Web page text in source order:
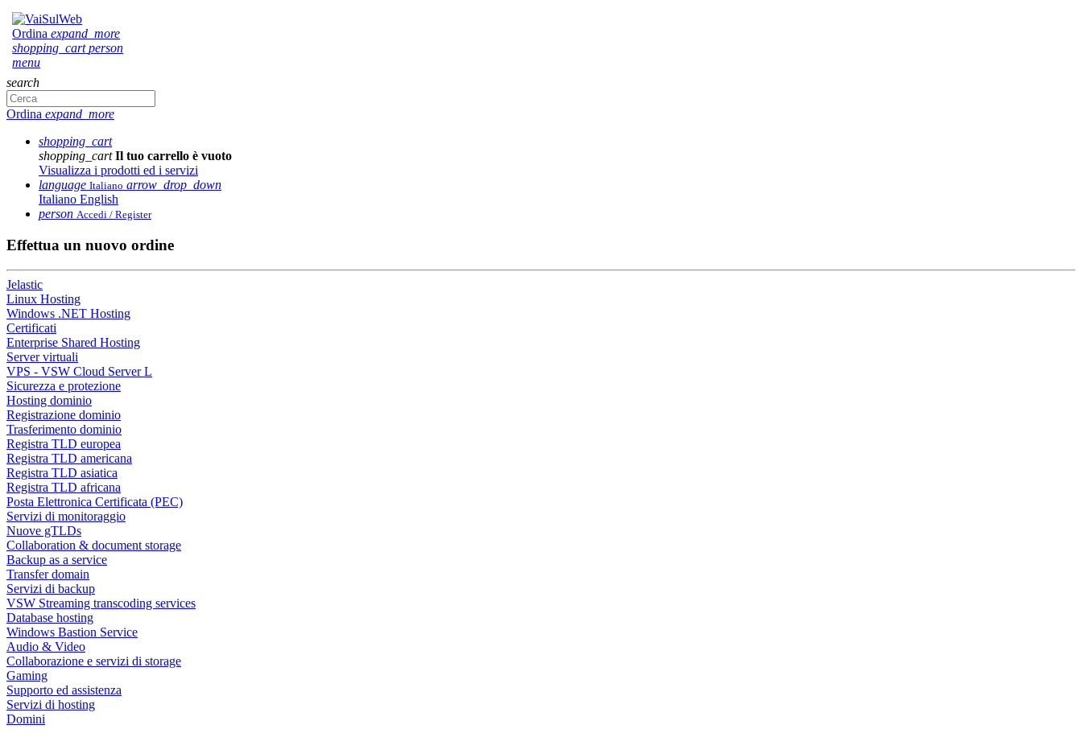
Ordinaexpand_more
shopping_cart person
menu
search
Ordina expand_more
shopping_cart
shopping_cart Il tuo carrello è vuoto
Visualizza i prodotti ed i servizi
language Italiano arrow_drop_down
Italiano English
person Accedi / Register
Effettua un nuovo ordine
Jelastic
Linux Hosting
Windows .NET Hosting
Certificati
Enterprise Shared Hosting
Server virtuali
VPS - VSW Cloud Server L
Sicurezza e protezione
Hosting dominio
Registrazione dominio
Trasferimento dominio
Registra TLD europea
Registra TLD americana
Registra TLD asiatica
Registra TLD africana
Posta Elettronica Certificata (PEC)
Servizi di monitoraggio
Nuove gTLDs
Collaboration & document storage
Backup as a service
Transfer domain
Servizi di backup
VSW Streaming transcoding services
Database hosting
Windows Bastion Service
Audio & Video
Collaborazione e servizi di storage
Gaming
Supporto ed assistenza
Servizi di hosting
Domini